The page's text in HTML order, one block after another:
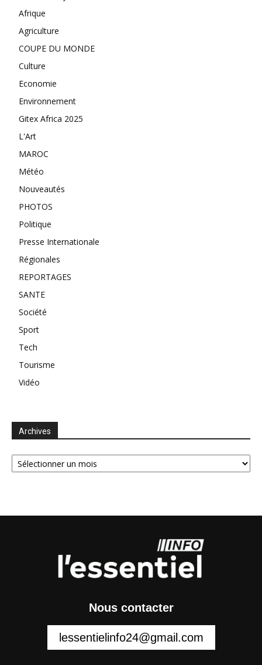
Afrique
Agriculture
COUPE DU MONDE
Culture
Economie
Environnement
Gitex Africa 2025
L'Art
MAROC
Météo
Nouveautés
PHOTOS
Politique
Presse Internationale
Régionales
REPORTAGES
SANTE
Société
Sport
Tech
Tourisme
Vidéo
Archives
Archives
Nous contacter
lessentielinfo24@gmail.com